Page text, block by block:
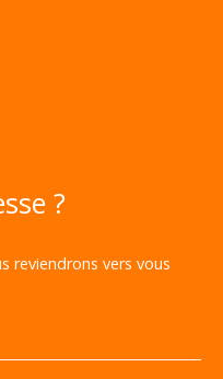
?
reviendrons vers vous